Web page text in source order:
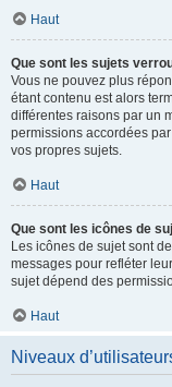
Haut
Que sont les sujets
Vous ne pouvez plus
étant contenu est alors
différentes raisons par un
permissions accordées
vos propres sujets.
Haut
Que sont les icônes de
Les icônes de sujet sont
messages pour refléter
sujet dépend des
Haut
Niveaux